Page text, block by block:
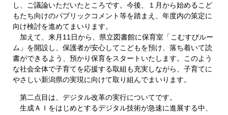
し、ご議論いただいたところです。今後、１月から始めるこど
もたち向けのパブリックコメント等を踏まえ、年度内の策定に
向け検討を進めてまいります。
加えて、来月11日から、県立図書館に保育室「こむすびルー
ム」を開設し、保護者が安心してこどもを預け、落ち着いて読
書ができるよう、預かり保育をスタートいたします。このよう
な社会全体で子育てを応援する取組も充実しながら、子育てに
やさしい新潟県の実現に向けて取り組んでまいります。
第二点目は、デジタル改革の実行についてです。
生成ＡＩをはじめとするデジタル技術が急速に進展する中、